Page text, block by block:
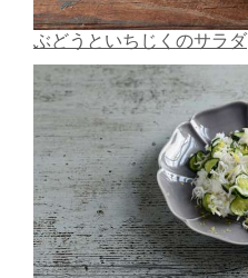
ぶどうといちじくのサラダ